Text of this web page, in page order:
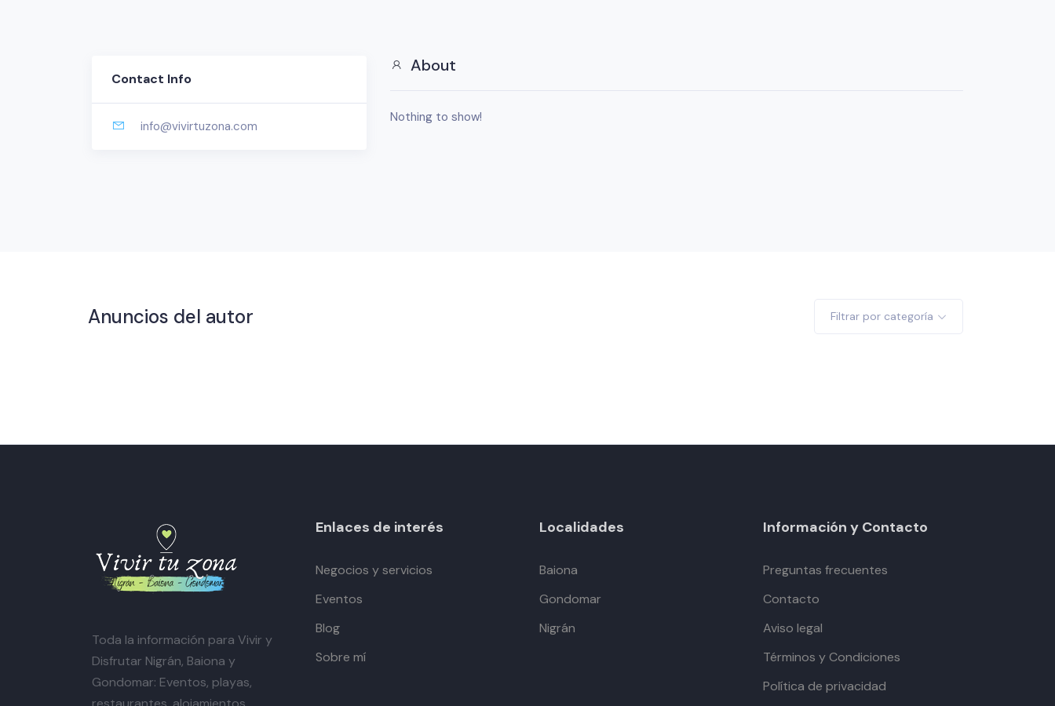
Contact Info
info@vivirtuzona.com
About
Nothing to show!
Anuncios del autor Filtrar por categoría
Toda la información para Vivir y
Disfrutar Nigrán, Baiona y
Gondomar: Eventos, playas,
Enlaces de interés
Negocios y servicios
Eventos
Blog
Sobre mí
Localidades
Baiona
Gondomar
Nigrán
Información y Contacto
Preguntas frecuentes
Contacto
Aviso legal
Términos y Condiciones
Política de privacidad